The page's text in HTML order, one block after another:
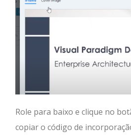
Role para baixo e clique no
copiar o código de